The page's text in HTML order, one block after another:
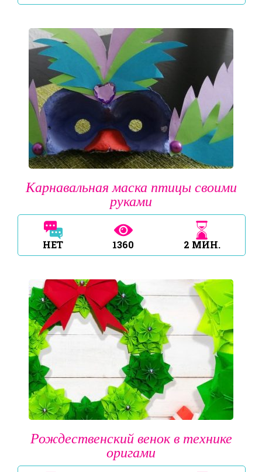
Карнавальная маска птицы своими
руками
НЕТ 1360 2 МИН.
Рождественский венок в технике
оригами